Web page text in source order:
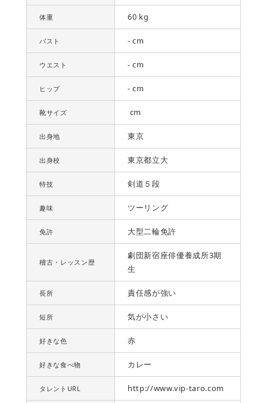
体重 60 kg
バスト - cm
ウエスト - cm
ヒップ - cm
靴サイズ cm
出身地 東京
出身校 東京都立大
特技 剣道５段
趣味 ツーリング
免許 大型二輪免許
稽古・レッスン歴
劇団新宿座俳優養成所3期
生
長所 責任感が強い
短所 気が小さい
好きな色 赤
好きな食べ物 カレー
タレントURL http://www.vip-taro.com